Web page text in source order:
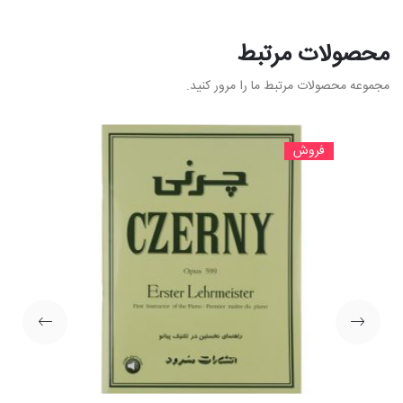
محصولات مرتبط
مجموعه محصولات مرتبط ما را مرور کنید.
فروش